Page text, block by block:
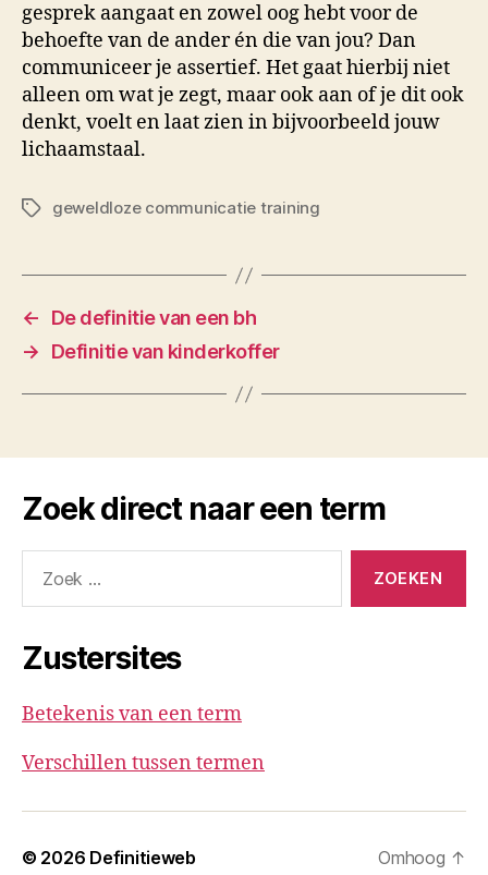
gesprek aangaat en zowel oog hebt voor de
behoefte van de ander én die van jou? Dan
communiceer je assertief. Het gaat hierbij niet
alleen om wat je zegt, maar ook aan of je dit ook
denkt, voelt en laat zien in bijvoorbeeld jouw
lichaamstaal.
Tagsgeweldloze communicatie training
←
De definitie van een bh
→
Definitie van kinderkoffer
Zoek direct naar een term
naar:
Zustersites
Betekenis van een term
Verschillen tussen termen
© 2026 Definitieweb Omhoog ↑